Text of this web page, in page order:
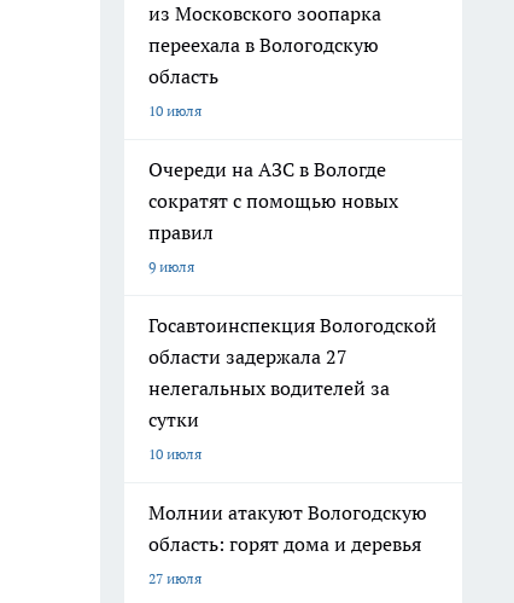
из Московского зоопарка
переехала в Вологодскую
область
10 июля
Очереди на АЗС в Вологде
сократят с помощью новых
правил
9 июля
Госавтоинспекция Вологодской
области задержала 27
нелегальных водителей за
сутки
10 июля
Молнии атакуют Вологодскую
область: горят дома и деревья
27 июля